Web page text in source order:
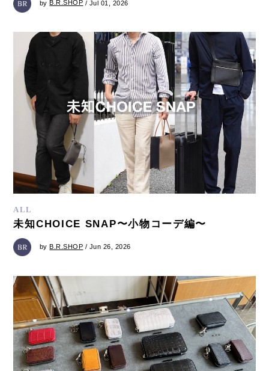
by B.R.SHOP / Jul 01, 2026
ALL
未知CHOICE SNAP〜小物コーデ編〜
byB.R.SHOP / Jun 26, 2026